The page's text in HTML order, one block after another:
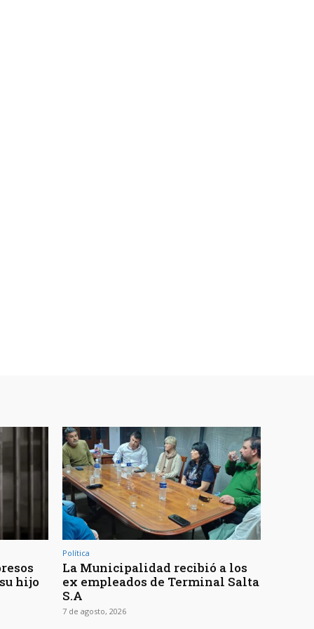
hijo
Política
La Municipalidad recibió a los
ex empleados de Terminal Salta
S.A
7 de agosto, 2026